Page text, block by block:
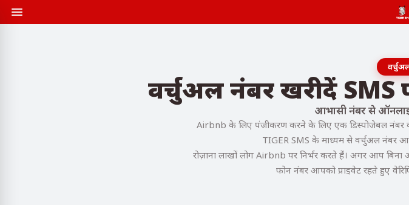
वर्चुअल नंबर खरीदें
आभासी नंबर से
Airbnb के लिए पंजीकरण करने के लिए एक डिस्पोजेबल नंबर
TIGER SMS के माध्यम से वर्चुअल नंबर
रोज़ाना लाखों लोग Airbnb पर निर्भर करते हैं। अगर आप
फोन नंबर आपको प्राइवेट रहते हुए